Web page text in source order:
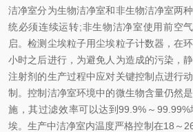
洁净室分为生物洁净室和非生物洁净室两
统必须连续运转;非生物洁净室使用前空
启。检测尘埃粒子用尘埃粒子计数器，在
小时之后进行，为避免人为造成的污染，
注射剂的生产过程中应对关键控制点进行
制。控制洁净室环境中的微生物含量仍然
施，其过滤效率可以达到99.9%～
埃。生产中洁净室内温度严格控制在18～